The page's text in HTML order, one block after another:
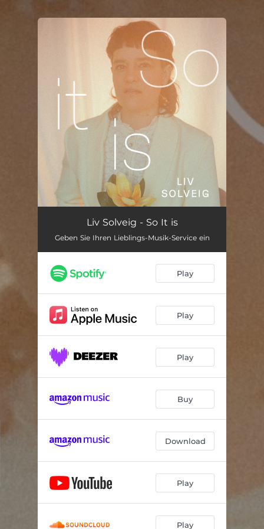
You're all set!
Liv Solveig - So It is
Geben Sie Ihren Lieblings-Musik-Service ein
Play
Play
Play
Buy
Download
Play
Play